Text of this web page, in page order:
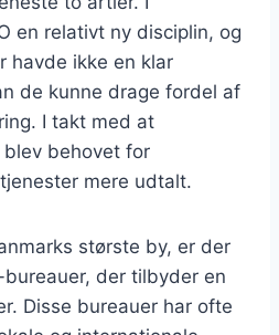
en relativt ny disciplin, og
havde ikke en klar
de kunne drage fordel af
I takt med at
behovet for
mere udtalt.
største by, er der
der tilbyder en
Disse bureauer har ofte